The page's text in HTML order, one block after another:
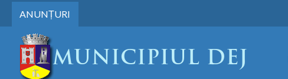
ANUNȚURI